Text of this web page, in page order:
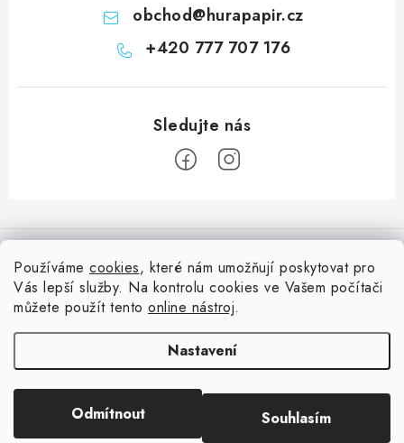
Používáme cookies, které nám umožňují poskytovat pro
Vás lepší služby. Na kontrolu cookies ve Vašem počítači
můžete použít tento online nástroj.
Nastavení
Odmítnout Souhlasím
obchod@hurapapir.cz
+420 777 707 176
á
Doprava
Oblíbené ♥️
Hodnocení obchodu
Nepřehlédněte
Blog s nápady a návody
Slovník pojmů, české návody
Reklamace a vrácení zboží
Vytvořil Shoptet
. Všechna práva vyhrazena.Upravit nastavení